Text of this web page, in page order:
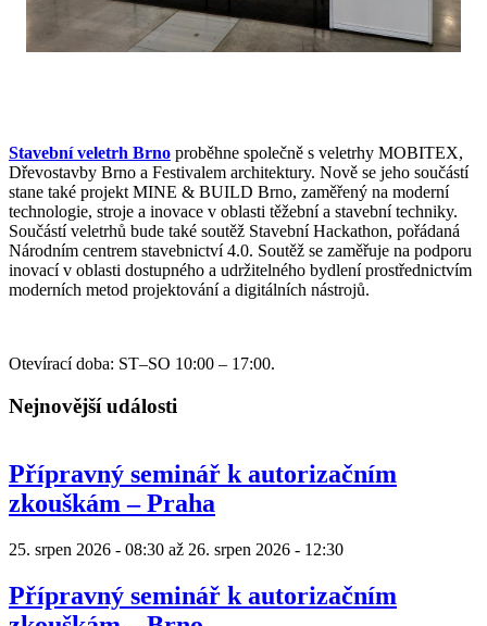
Stavební veletrh Brno proběhne společně s veletrhy MOBITEX,
Dřevostavby Brno a Festivalem architektury. Nově se jeho součástí
stane také projekt MINE & BUILD Brno, zaměřený na moderní
technologie, stroje a inovace v oblasti těžební a stavební techniky.
Součástí veletrhů bude také soutěž Stavební Hackathon, pořádaná
Národním centrem stavebnictví 4.0. Soutěž se zaměřuje na podporu
inovací v oblasti dostupného a udržitelného bydlení prostřednictvím
moderních metod projektování a digitálních nástrojů.
Otevírací doba: ST–SO 10:00 – 17:00.
Nejnovější události
Přípravný seminář k autorizačním
zkouškám – Praha
25. srpen 2026 - 08:30 až 26. srpen 2026 - 12:30
Přípravný seminář k autorizačním